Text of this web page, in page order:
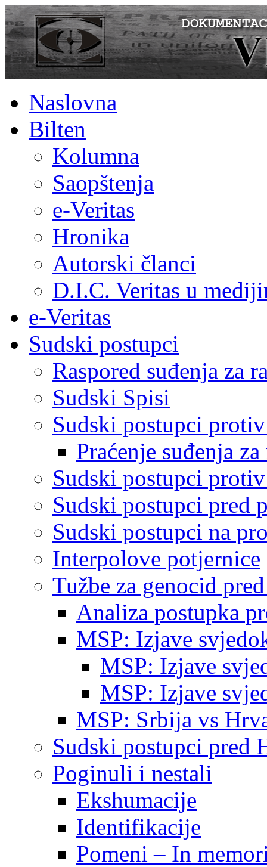
Naslovna
Bilten
Kolumna
Saopštenja
e-Veritas
Hronika
Autorski članci
D.I.C. Veritas u
e-Veritas
Sudski postupci
Raspored suđenja za
Sudski Spisi
Sudski postupci
Praćenje suđenja
Sudski postupci
Sudski postupci pred
Sudski postupci na
Interpolove potjernice
Tužbe za genocid
Analiza postupka
MSP: Izjave
MSP: Izjave
MSP: Izjave
MSP: Srbija vs
Sudski postupci pred
Poginuli i nestali
Ekshumacije
Identifikacije
Pomeni – In